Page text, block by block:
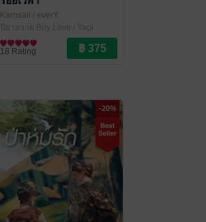
Karnsaii / everY
นิยายวาย Boy Love / Yaoi
18 Rating
-20%